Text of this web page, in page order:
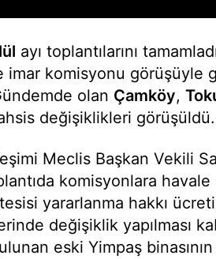
ayı toplantılarını
komisyonu görüşüyle
olan Çamköy,
değişiklikleri görüşüldü.
Meclis Başkan Vekili
komisyonlara
yararlanma hakkı
değişiklik yapılması
eski Yimpaş